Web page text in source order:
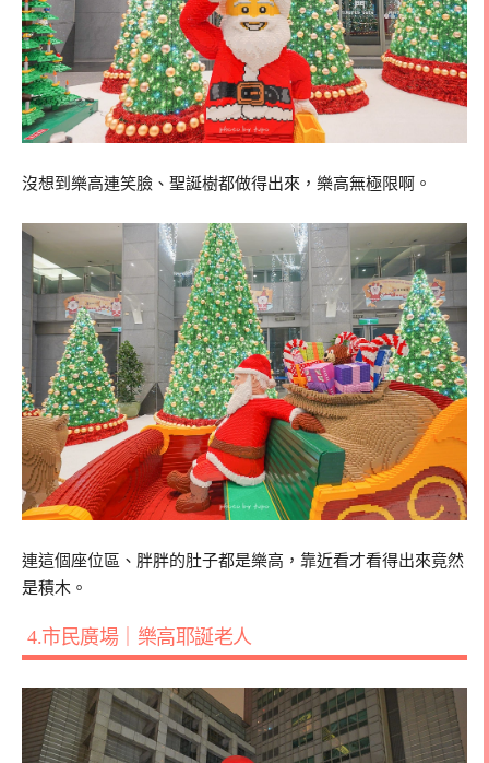
沒想到樂高連笑臉、聖誕樹都做得出來，樂高無極限啊。
連這個座位區、胖胖的肚子都是樂高，靠近看才看得出來竟然
是積木。
4.市民廣場｜樂高耶誕老人